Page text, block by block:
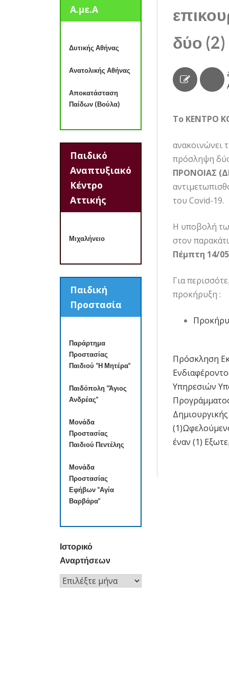
δύο
Το ΚΕΝΤΡΟ
ανακοινώνει
πρόσληψη
ΠΡΟΝΟΙΑΣ
του Covid-19.
Η υποβολή
στoν
Πέμπτη 14/
Για
προκήρυξη :
άρθρων
Πρόσκληση
Υπηρεσιών
έναν (1)
Α.με.Α
Δυτικής Αθήνας
Ανατολικής Αθήνας
Αποκατάσταση
Παίδων (Βούλα)
Παιδικό
Αναπτυξιακό
Κέντρο
Αττικής
Μιχαλήνειο
Παιδική
Προστασία
Παράρτημα
Προστασίας
Παιδιού “Η Μητέρα”
Παιδόπολη “Άγιος
Ανδρέας”
Μονάδα
Προστασίας
Παιδιού Πεντέλης
Μονάδα
Προστασίας
Εφήβων “Αγία
Βαρβάρα”
Ιστορικό
Αναρτήσεων
Ιστορικό